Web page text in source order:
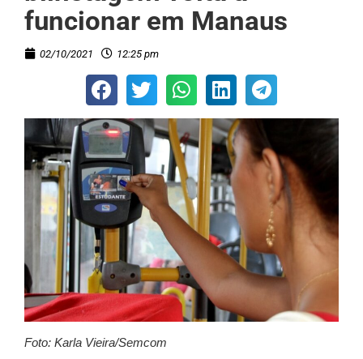
funcionar em Manaus
02/10/2021 12:25 pm
Foto: Karla Vieira/Semcom